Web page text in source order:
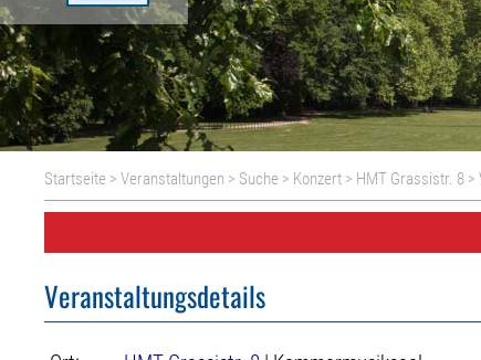
Startseite >Veranstaltungen > Suche > Konzert > HMT Grassistr. 8 >
Veranstaltungsdetails